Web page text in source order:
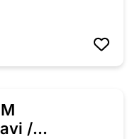
/